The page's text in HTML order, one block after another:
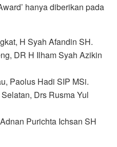
hanya diberikan pada
H Syah Afandin SH.
DR H Ilham Syah Azikin
Paolus Hadi SIP MSi.
Drs Rusma Yul
Purichta Ichsan SH